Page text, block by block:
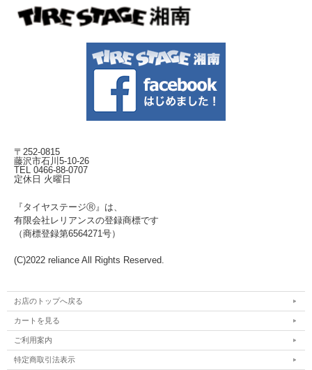
〒252-0815
藤沢市石川5-10-26
TEL 0466-88-0707
定休日 火曜日
『タイヤステージⓇ』は、
有限会社レリアンスの登録商標です
（商標登録第6564271号）
(C)2022 reliance All Rights Reserved.
お店のトップへ戻る
カートを見る
ご利用案内
特定商取引法表示